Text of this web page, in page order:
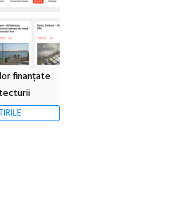
finanțate